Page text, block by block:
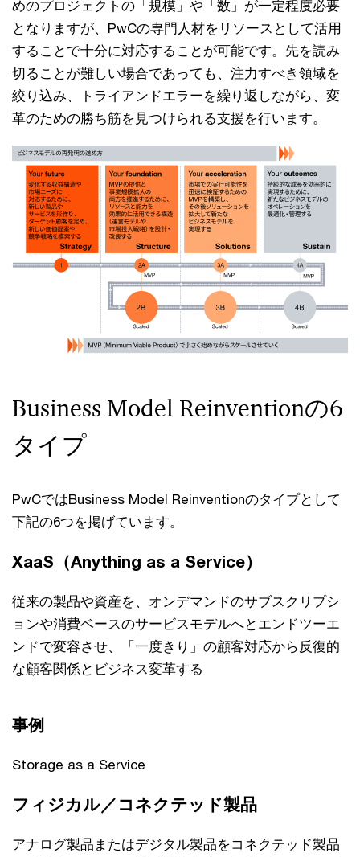
めのプロジェクトの「規模」や「数」が一定程度必要
となりますが、PwCの専門人材をリソースとして活用
することで十分に対応することが可能です。先を読み
切ることが難しい場合であっても、注力すべき領域を
絞り込み、トライアンドエラーを繰り返しながら、変
革のための勝ち筋を見つけられる支援を行います。
Business Model Reinventionの6
タイプ
PwCではBusiness Model Reinventionのタイプとして
下記の6つを掲げています。
XaaS（Anything as a Service）
従来の製品や資産を、オンデマンドのサブスクリプシ
ョンや消費ベースのサービスモデルへとエンドツーエ
ンドで変容させ、「一度きり」の顧客対応から反復的
な顧客関係とビジネス変革する
事例
Storage as a Service
フィジカル／コネクテッド製品
アナログ製品またはデジタル製品をコネクテッド製品